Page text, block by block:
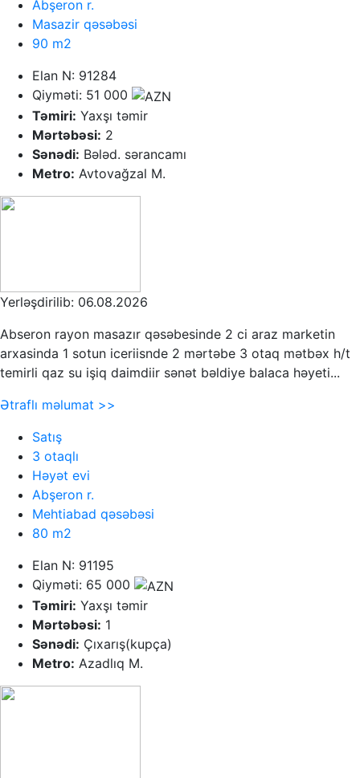
Abşeron r.
Masazir qəsəbəsi
90 m2
Elan N: 91284
Qiyməti: 51 000
Təmiri: Yaxşı təmir
Mərtəbəsi: 2
Sənədi: Bələd. sərancamı
Metro: Avtovağzal M.
Yerləşdirilib: 06.08.2026
Abseron rayon masazır qəsəbesinde 2 ci araz marketin
arxasinda 1 sotun iceriisnde 2 mərtəbe 3 otaq mətbəx h/t
temirli qaz su işiq daimdiir sənət bəldiye balaca həyeti...
Ətraflı məlumat >>
Satış
3 otaqlı
Həyət evi
Abşeron r.
Mehtiabad qəsəbəsi
80 m2
Elan N: 91195
Qiyməti: 65 000
Təmiri: Yaxşı təmir
Mərtəbəsi: 1
Sənədi: Çıxarış(kupça)
Metro: Azadlıq M.